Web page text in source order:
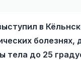
в
до 25